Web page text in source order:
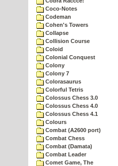
Coco-Notes
Codeman
Cohen's Towers
Collapse
Collision Course
Coloid
Colonial Conquest
Colony
Colony 7
Colorasaurus
Colorful Tetris
Colossus Chess 3.0
Colossus Chess 4.0
Colossus Chess 4.1
Colours
Combat (A2600 port)
Combat Chess
Combat (Damata)
Combat Leader
Comet Game, The